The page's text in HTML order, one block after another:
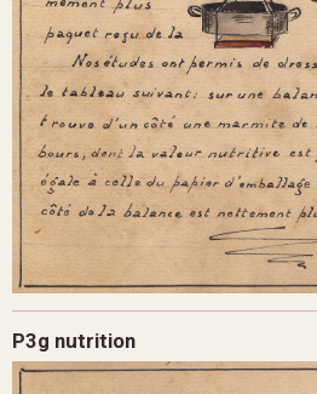
P3g nutrition